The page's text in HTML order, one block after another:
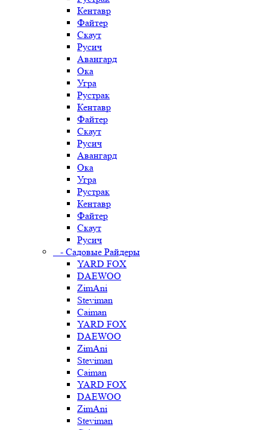
Кентавр
Файтер
Скаут
Русич
Авангард
Ока
Угра
Рустрак
Кентавр
Файтер
Скаут
Русич
Авангард
Ока
Угра
Рустрак
Кентавр
Файтер
Скаут
Русич
- Садовые Райдеры
YARD FOX
DAEWOO
ZimAni
Steviman
Caiman
YARD FOX
DAEWOO
ZimAni
Steviman
Caiman
YARD FOX
DAEWOO
ZimAni
Steviman